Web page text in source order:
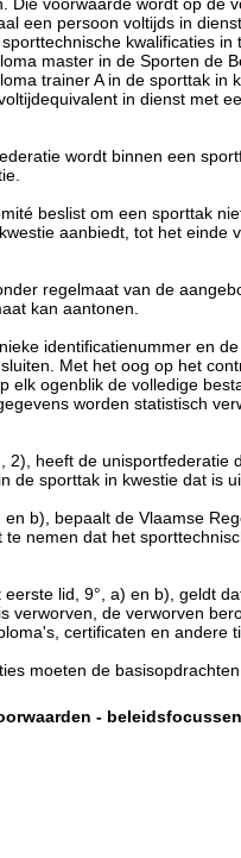
een persoon voltijds in
kwalificaties in
master in de Sporten de
trainer A in de sporttak
in dienst met
wordt binnen een
beslist om een sporttak
aanbiedt, tot het
regelmaat van de
kan aantonen.
identificatienummer en
Met het oog op het
elk ogenblik de volledige
worden statistisch
2), heeft de
de sporttak in kwestie dat is
b), bepaalt de Vlaamse
nemen dat het
lid, 9°, a) en b), geldt
verworven, de verworven
certificaten en andere
moeten de
-